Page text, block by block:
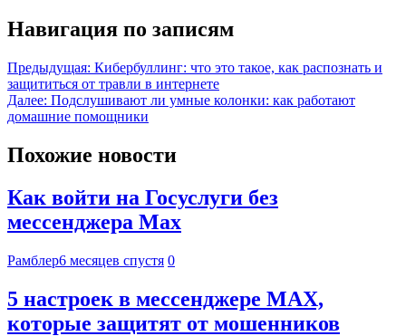
Навигация по записям
Предыдущая: Кибербуллинг: что это такое, как распознать и
защититься от травли в интернете
Далее: Подслушивают ли умные колонки: как работают
домашние помощники
Похожие новости
Как войти на Госуслуги без
мессенджера Max
Рамблер6 месяцев спустя 0
5 настроек в мессенджере MAX,
которые защитят от мошенников